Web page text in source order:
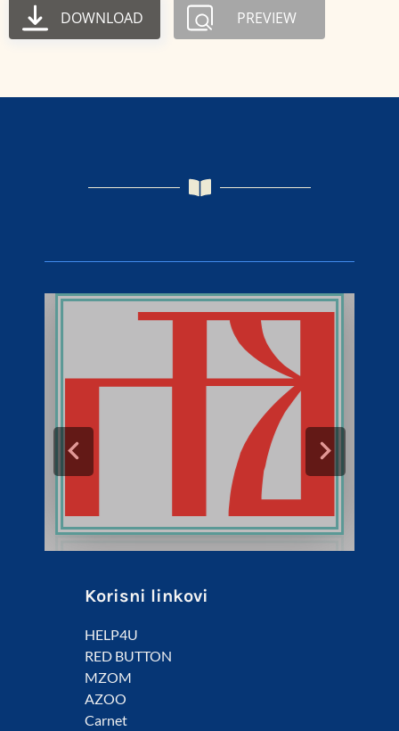
DOWNLOAD PREVIEW
Korisni linkovi
HELP4U
RED BUTTON
MZOM
AZOO
Carnet